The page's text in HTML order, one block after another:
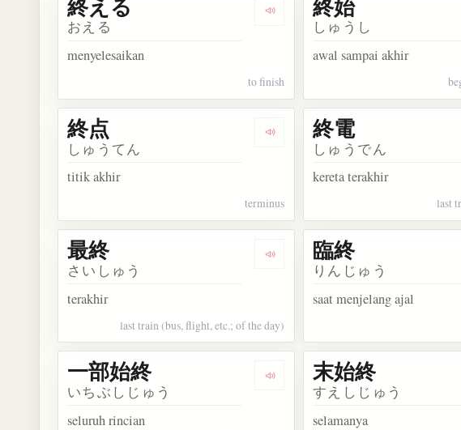
Dengarkan kosakata 終える
おえる
menyelesaikan
to finish
しゅうし
awal sampai akhir
Dengarkan kosakata 終点
終点
しゅうてん
titik akhir
terminus
終電
しゅうでん
kereta terakhir
last
Dengarkan kosakata 最終
最終
さいしゅう
terakhir
last train (bus, flight, etc.; of the day)
臨終
りんじゅう
saat menjelang ajal
Dengarkan kosakata 一部始終
一部始終
いちぶしじゅう
seluruh rincian
末始終
すえしじゅう
selamanya